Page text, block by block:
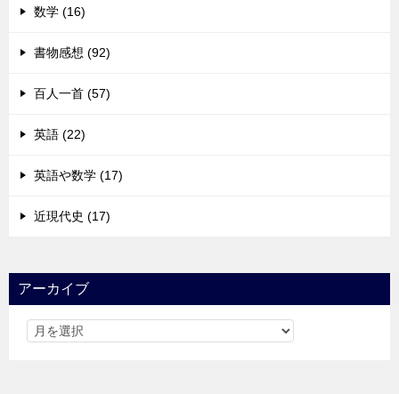
数学 (16)
書物感想 (92)
百人一首 (57)
英語 (22)
英語や数学 (17)
近現代史 (17)
アーカイブ